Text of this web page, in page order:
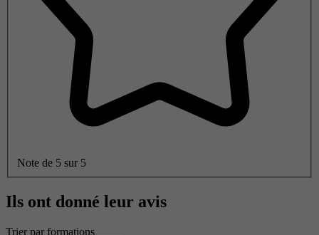
Note de 5 sur 5
Ils ont donné leur avis
Trier par formations